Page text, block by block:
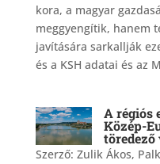
kora, a magyar
meggyengítik, hanem
javítására sarkallják
és a KSH adatai és az
A régiós
Közép-
töredező
Szerző: Zulik Ákos,